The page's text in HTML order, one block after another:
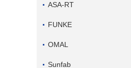
ASA-RT
FUNKE
OMAL
Sunfab